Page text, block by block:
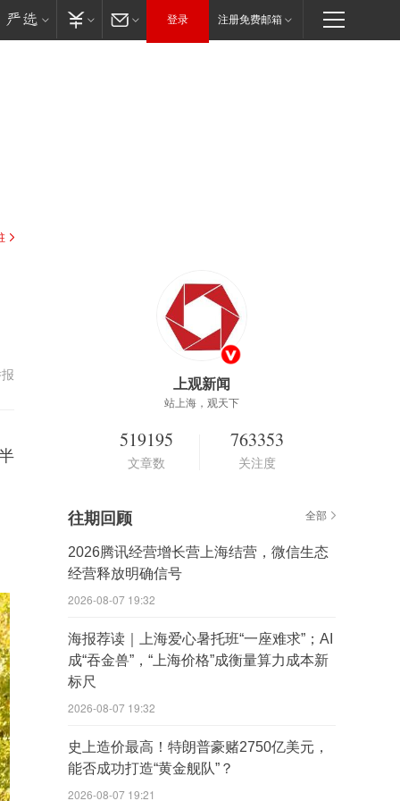
登录 注册免费邮箱
上观新闻
站上海，观天下
519195
文章数
763353
关注度
往期回顾 全部
2026腾讯经营增长营上海结营，微信生态
经营释放明确信号
2026-08-07 19:32
海报荐读｜上海爱心暑托班“一座难求”；AI
成“吞金兽”，“上海价格”成衡量算力成本新
标尺
2026-08-07 19:32
史上造价最高！特朗普豪赌2750亿美元，
能否成功打造“黄金舰队”？
2026-08-07 19:21